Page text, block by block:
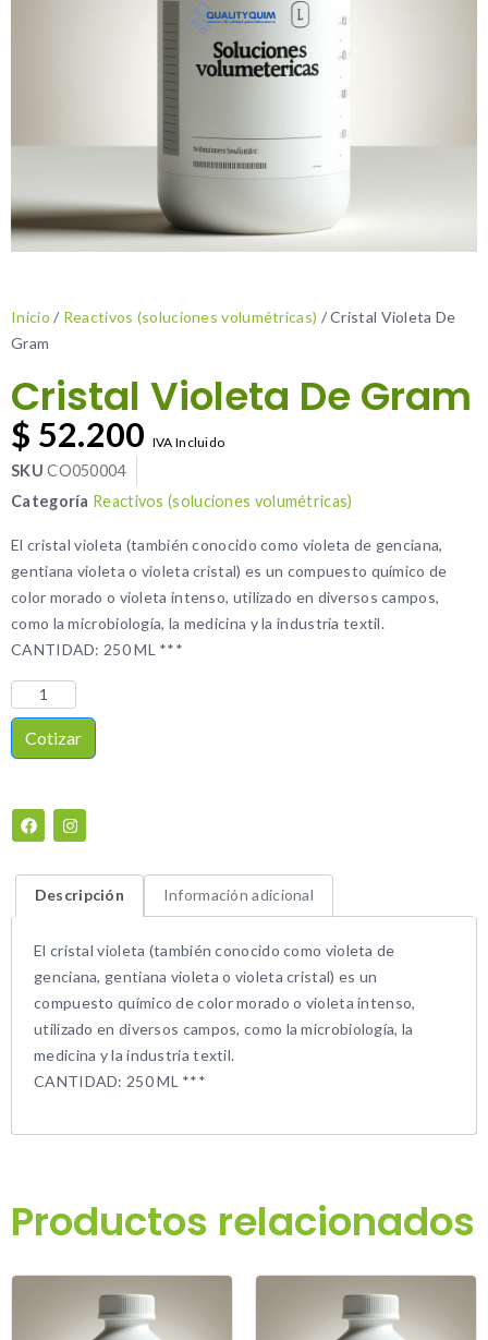
Inicio / Reactivos (soluciones volumétricas) / Cristal Violeta De
Gram
Cristal Violeta De Gram
$ 52.200 IVA Incluido
SKUCO050004
Categoría Reactivos (soluciones volumétricas)
El cristal violeta (también conocido como violeta de genciana,
gentiana violeta o violeta cristal) es un compuesto químico de
color morado o violeta intenso, utilizado en diversos campos,
como la microbiología, la medicina y la industria textil.
CANTIDAD: 250 ML ***
Cotizar
Descripción Información adicional
El cristal violeta (también conocido como violeta de
genciana, gentiana violeta o violeta cristal) es un
compuesto químico de color morado o violeta intenso,
utilizado en diversos campos, como la microbiología, la
medicina y la industria textil.
CANTIDAD: 250 ML ***
Productos relacionados